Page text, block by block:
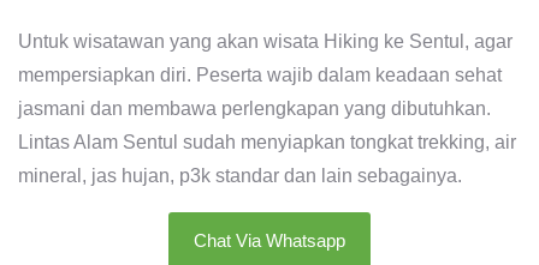
Untuk wisatawan yang akan wisata Hiking ke Sentul, agar
mempersiapkan diri. Peserta wajib dalam keadaan sehat
jasmani dan membawa perlengkapan yang dibutuhkan.
Lintas Alam Sentul sudah menyiapkan tongkat trekking, air
mineral, jas hujan, p3k standar dan lain sebagainya.
Chat Via Whatsapp